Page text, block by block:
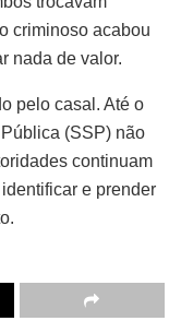
criminoso acabou
nada de valor.
pelo casal. Até o
(SSP) não
continuam
e prender